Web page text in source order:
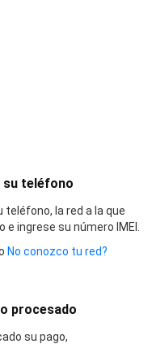
su teléfono
teléfono, la red a la que
ingrese su número IMEI.
No conozco tu red?
procesado
su pago,